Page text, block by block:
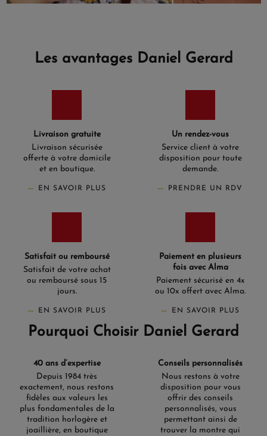
Les avantages Daniel Gerard
Livraison gratuite
Livraison sécurisée
offerte à votre domicile
et en boutique.
EN SAVOIR PLUS
Un rendez-vous
Service client à votre
disposition pour toute
demande.
PRENDRE UN RDV
Satisfait ou remboursé
Satisfait de votre achat
ou remboursé sous 15
jours.
EN SAVOIR PLUS
Paiement en plusieurs
fois avec Alma
Paiement sécurisé en 4x
ou 10x offert avec Alma.
EN SAVOIR PLUS
Pourquoi Choisir Daniel Gerard
40 ans d’expertise
Depuis 1984 très
exactement, nous restons
fidèles aux valeurs les
plus fondamentales de la
tradition horlogère et
joaillière, en boutique
Conseils personnalisés
Nous restons à votre
disposition pour vous
offrir des conseils
personnalisés, vous
permettant ainsi de
trouver la montre qui